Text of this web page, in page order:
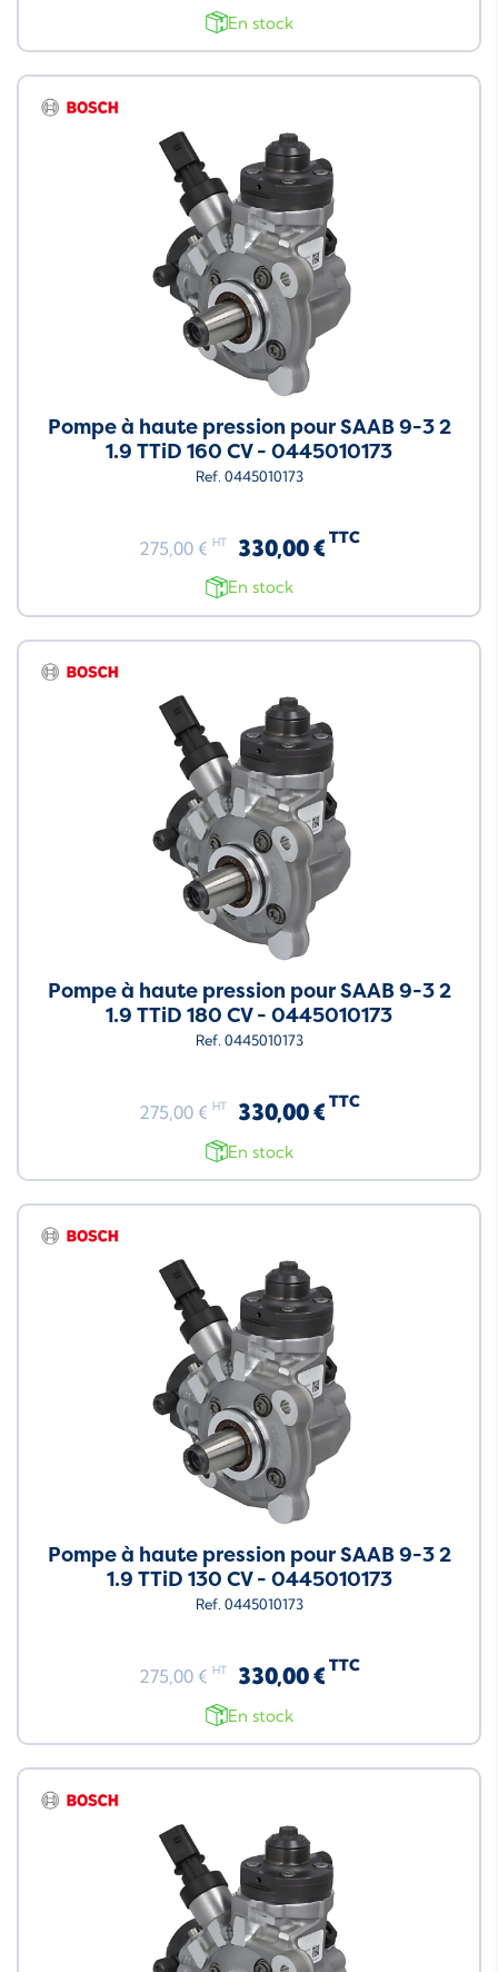
En stock
Pompe à haute pression pour SAAB 9-3 2
1.9 TTiD 160 CV - 0445010173
Ref. 0445010173
275,00 € HT 330,00 € TTC
En stock
Pompe à haute pression pour SAAB 9-3 2
1.9 TTiD 180 CV - 0445010173
Ref. 0445010173
275,00 € HT 330,00 € TTC
En stock
Pompe à haute pression pour SAAB 9-3 2
1.9 TTiD 130 CV - 0445010173
Ref. 0445010173
275,00 € HT 330,00 € TTC
En stock